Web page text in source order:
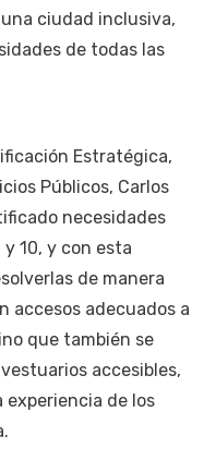
ciudad inclusiva,
de todas las
Estratégica,
Públicos, Carlos
necesidades
y 10, y con esta
de manera
accesos adecuados a
que también se
accesibles,
de los